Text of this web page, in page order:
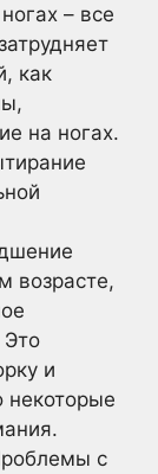
– все
как
на ногах.
возрасте,
Это
и
некоторые
с